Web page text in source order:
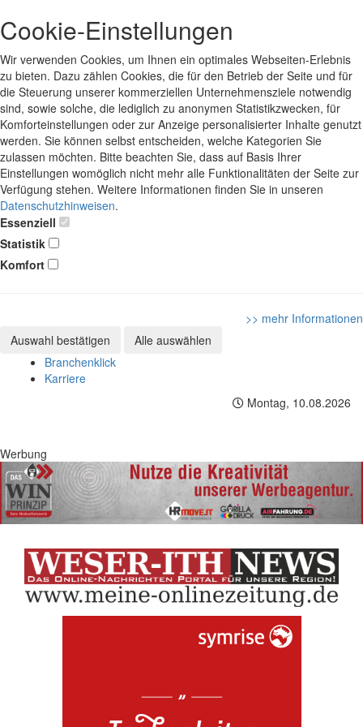
Cookie-Einstellungen
Wir verwenden Cookies, um Ihnen ein optimales Webseiten-Erlebnis
zu bieten. Dazu zählen Cookies, die für den Betrieb der Seite und für
die Steuerung unserer kommerziellen Unternehmensziele notwendig
sind, sowie solche, die lediglich zu anonymen Statistikzwecken, für
Komforteinstellungen oder zur Anzeige personalisierter Inhalte genutzt
werden. Sie können selbst entscheiden, welche Kategorien Sie
zulassen möchten. Bitte beachten Sie, dass auf Basis Ihrer
Einstellungen womöglich nicht mehr alle Funktionalitäten der Seite zur
Verfügung stehen. Weitere Informationen finden Sie in unseren
Datenschutzhinweisen.
Essenziell
Statistik
Komfort
>> mehr Informationen
Auswahl bestätigen
Alle auswählen
Branchenklick
Karriere
Montag, 10.08.2026
Werbung